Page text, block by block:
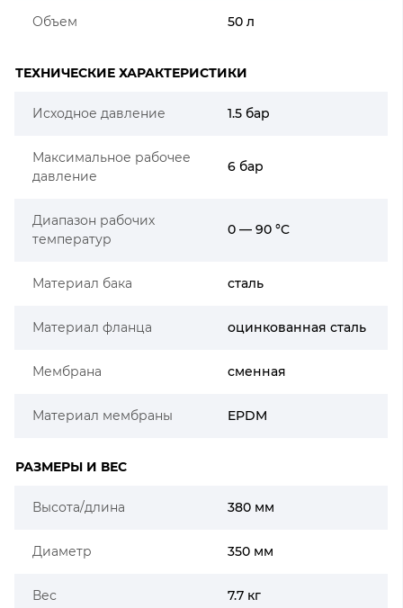
Объем 50 л
ТЕХНИЧЕСКИЕ ХАРАКТЕРИСТИКИ
Исходное давление 1.5 бар
Максимальное рабочее
давление
6 бар
Диапазон рабочих
температур
0 — 90 °C
Материал бака сталь
Материал фланца оцинкованная сталь
Мембрана сменная
Материал мембраны EPDM
РАЗМЕРЫ И ВЕС
Высота/длина 380 мм
Диаметр 350 мм
Вес 7.7 кг